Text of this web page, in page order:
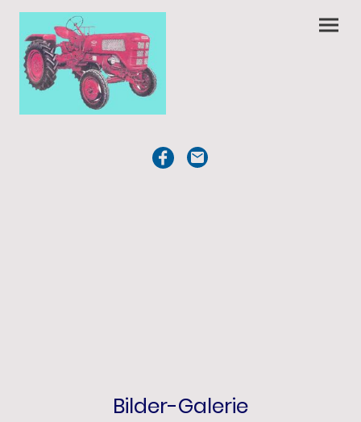
Bilder-Galerie